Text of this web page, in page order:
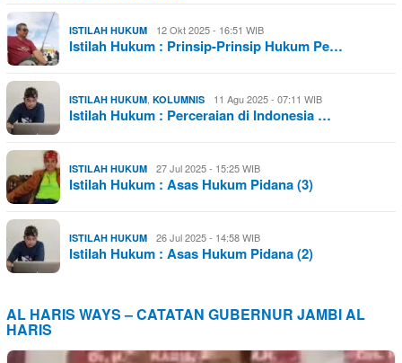
ISTILAH HUKUM 12 Okt 2025 - 16:51 WIB
Istilah Hukum : Prinsip-Prinsip Hukum Pe…
ISTILAH HUKUM, KOLUMNIS 11 Agu 2025 - 07:11 WIB
Istilah Hukum : Perceraian di Indonesia …
ISTILAH HUKUM 27 Jul 2025 - 15:25 WIB
Istilah Hukum : Asas Hukum Pidana (3)
ISTILAH HUKUM 26 Jul 2025 - 14:58 WIB
Istilah Hukum : Asas Hukum Pidana (2)
AL HARIS WAYS – CATATAN GUBERNUR JAMBI AL
HARIS